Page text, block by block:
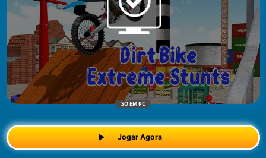
SÓ EM PC
Jogar Agora